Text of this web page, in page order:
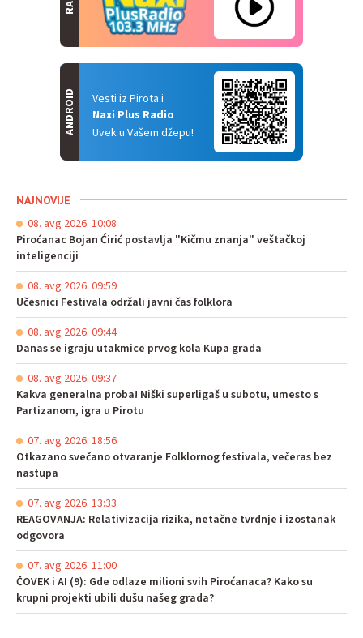
Vesti iz Pirota i
Naxi Plus Radio
Uvek u Vašem džepu!
ANDROID
NAJNOVIJE
08. avg 2026. 10:08
Piroćanac Bojan Ćirić postavlja "Kičmu znanja" veštačkoj
inteligenciji
08. avg 2026. 09:59
Učesnici Festivala održali javni čas folklora
08. avg 2026. 09:44
Danas se igraju utakmice prvog kola Kupa grada
08. avg 2026. 09:37
Kakva generalna proba! Niški superligaš u subotu, umesto s
Partizanom, igra u Pirotu
07. avg 2026. 18:56
Otkazano svečano otvaranje Folklornog festivala, večeras bez
nastupa
07. avg 2026. 13:33
REAGOVANJA: Relativizacija rizika, netačne tvrdnje i izostanak
odgovora
07. avg 2026. 11:00
ČOVEK i AI (9): Gde odlaze milioni svih Piroćanaca? Kako su
krupni projekti ubili dušu našeg grada?